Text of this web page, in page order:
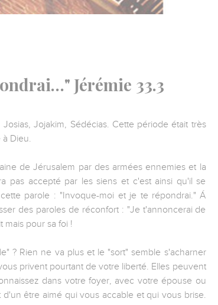
Jérémie 33.3
Jojakim, Sédécias. Cette période était très
Dieu.
de Jérusalem par des armées ennemies et la
pas accepté par les siens et c'est ainsi qu'il se
parole : "Invoque-moi et je te répondrai." Á
des paroles de réconfort : "Je t'annoncerai de
mais pour sa foi !
? Rien ne va plus et le "sort" semble s'acharner
privent pourtant de votre liberté. Elles peuvent
dans votre foyer, avec votre épouse ou
être aimé qui vous accable et qui vous brise.